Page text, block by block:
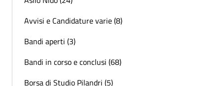
Avvisi e Candidature varie (8)
Bandi aperti (3)
Bandi in corso e conclusi (68)
Borsa di Studio Pilandri (5)